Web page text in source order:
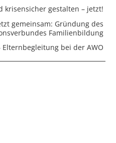
krisensicher gestalten – jetzt!
gemeinsam: Gründung des
Familienbildung
bei der AWO